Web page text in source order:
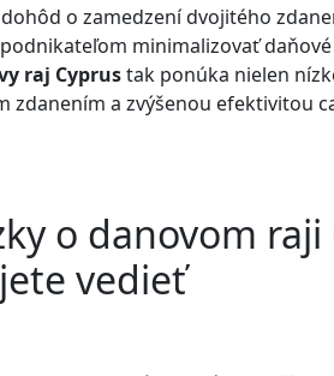
o zamedzení dvojitého
minimalizovať
raj Cyprustak ponúka nielen
a zvýšenou efektivitou
o danovom raji
vedieť